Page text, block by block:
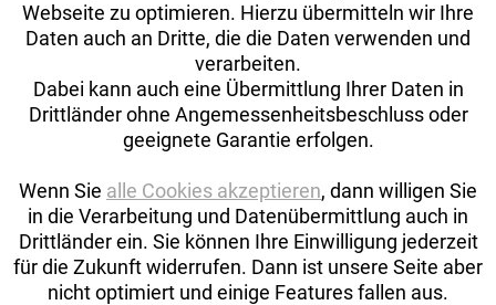
Webseite zu optimieren. Hierzu übermitteln wir Ihre
Daten auch an Dritte, die die Daten verwenden und
verarbeiten.
Dabei kann auch eine Übermittlung Ihrer Daten in
Drittländer ohne Angemessenheitsbeschluss oder
geeignete Garantie erfolgen.
Wenn Sie alle Cookies akzeptieren, dann willigen Sie
in die Verarbeitung und Datenübermittlung auch in
Drittländer ein. Sie können Ihre Einwilligung jederzeit
für die Zukunft widerrufen. Dann ist unsere Seite aber
nicht optimiert und einige Features fallen aus.
Auftrag widerrufen